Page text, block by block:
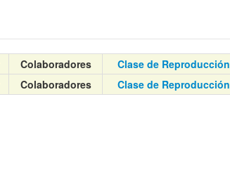
Colaboradores Clase de Reproducción
Colaboradores Clase de Reproducción